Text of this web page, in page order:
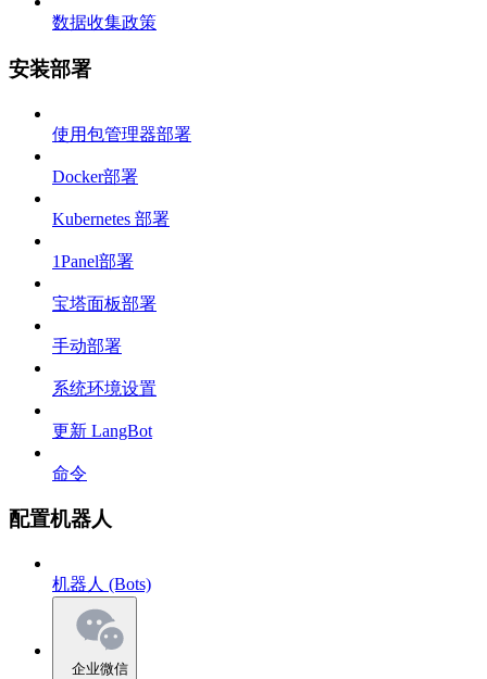
数据收集政策
安装部署
使用包管理器部署
Docker部署
Kubernetes 部署
1Panel部署
宝塔面板部署
手动部署
系统环境设置
更新 LangBot
命令
配置机器人
机器人 (Bots)
企业微信